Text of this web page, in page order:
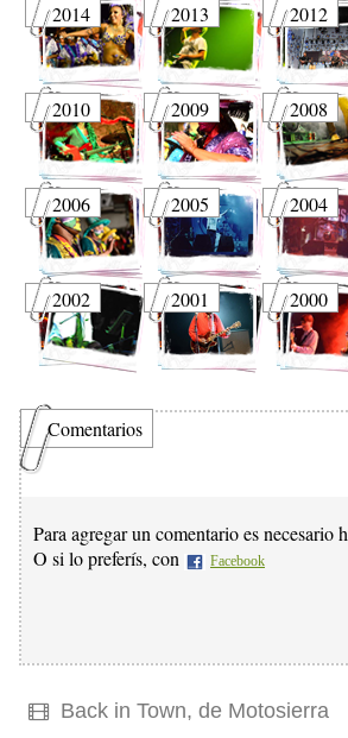
2014 2013 2012
2010 2009 2008
2006 2005 2004
2002 2001 2000
Comentarios
Para agregar un comentario es necesario
O si lo preferís, con Facebook
Back in Town, de Motosierra